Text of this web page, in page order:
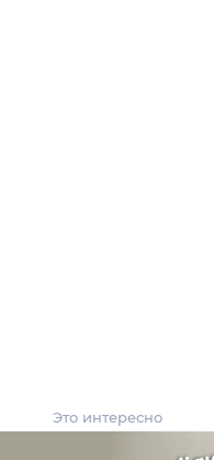
Это интересно